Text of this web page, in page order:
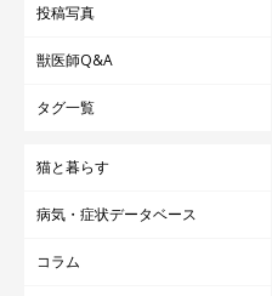
投稿写真
獣医師Q&A
タグ一覧
猫と暮らす
病気・症状データベース
コラム